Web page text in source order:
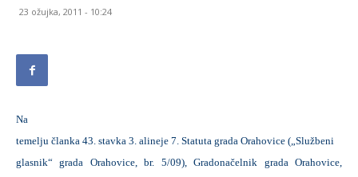
23 ožujka, 2011 - 10:24
Na
temelju članka 43. stavka 3. alineje 7. Statuta grada Orahovice („Službeni
glasnik“ grada Orahovice, br. 5/09), Gradonačelnik grada Orahovice,